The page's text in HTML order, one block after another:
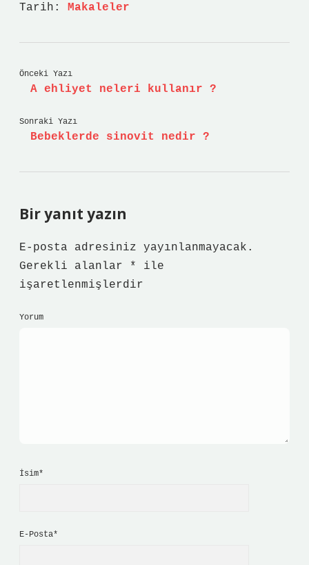
Tarih: Makaleler
Önceki Yazı
A ehliyet neleri kullanır ?
Sonraki Yazı
Bebeklerde sinovit nedir ?
Bir yanıt yazın
E-posta adresiniz yayınlanmayacak.
Gerekli alanlar
*
ile
işaretlenmişlerdir
Yorum
İsim*
E-Posta*